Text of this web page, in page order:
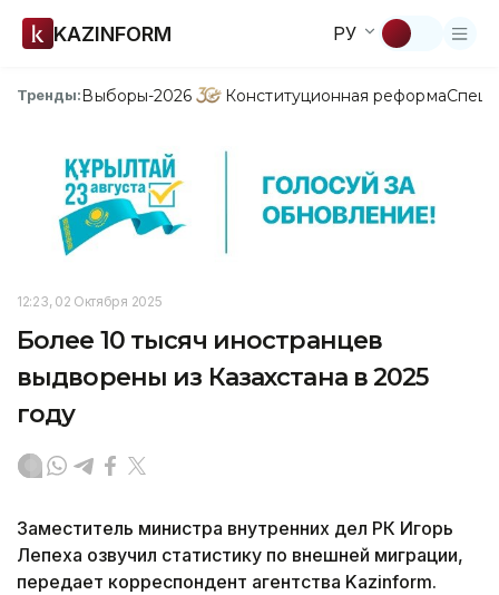
KAZINFORM РУ
Тренды:Выборы-2026 Конституционная реформа
12:23, 02 Октября 2025
Более 10 тысяч иностранцев
выдворены из Казахстана в 2025
году
Заместитель министра внутренних дел РК Игорь
Лепеха озвучил статистику по внешней миграции,
передает корреспондент агентства Kazinform.